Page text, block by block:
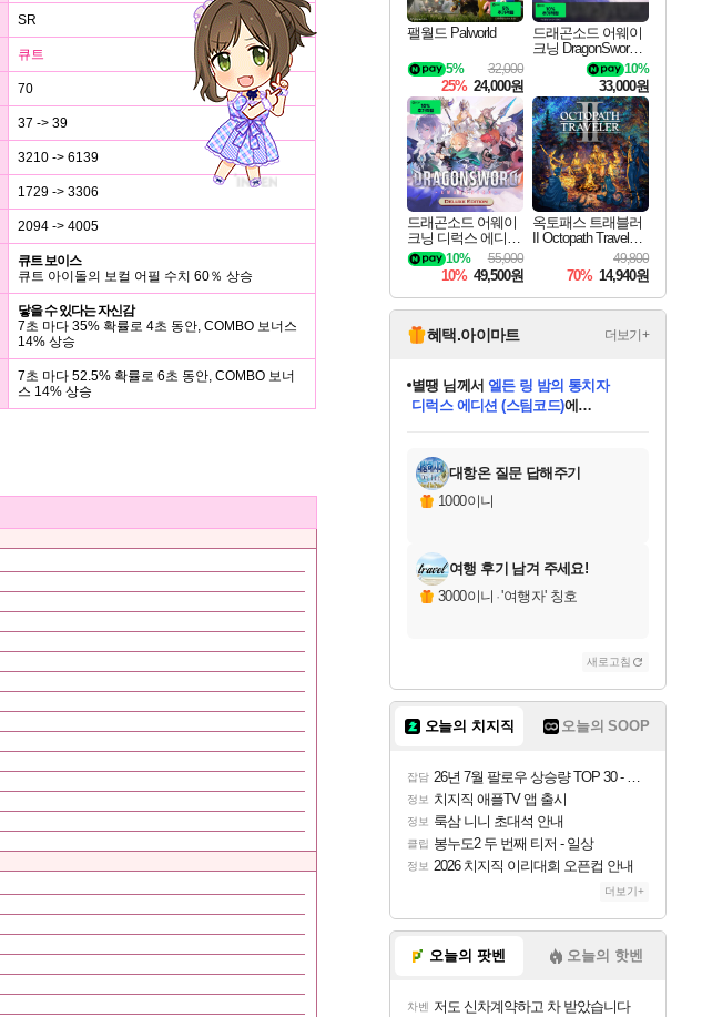
SR
큐트
70
37 -> 39
3210 -> 6139
1729 -> 3306
2094 -> 4005
큐트 보이스
큐트 아이돌의 보컬 어필 수치 60％ 상승
닿을 수 있다는 자신감
7초 마다 35% 확률로 4초 동안, COMBO 보너스
14% 상승
7초 마다 52.5% 확률로 6초 동안, COMBO 보너
스 14% 상승
팰월드 Palworld
32,000
5%
25% 24,000원
드래곤소드 어웨이
크닝 DragonSword A
10%
33,000원
드래곤소드 어웨이
크닝 디럭스 에디션
DragonSword Awake
ning Deluxe Edition
55,000
10%
10% 49,500원
옥토패스 트래블러
II Octopath Traveler I
49,800
70% 14,940원
혜택.아이마트 더보기+
교환.
별땡 님께서 엘든 링 밤의 통치자
디럭스 에디션 (스팀코드)에
당첨되셨습니다.
당첨되셨습니다.
당첨되셨습니다.
당첨되셨습니다.
당첨되셨습니다.
당첨되셨습니다.
에디션 (스팀코드)를 교환.
당첨되셨습니다.
대항온 질문 답해주기
1000이니
여행 후기 남겨 주세요!
3000이니 ·'여행자' 칭호
새로고침
오늘의 치지직 오늘의 SOOP
잡담 26년 7월 팔로우 상승량 TOP 30 - 월간 치지직
정보 치지직 애플TV 앱 출시
정보 룩삼 니니 초대석 안내
클립 봉누도2 두 번째 티저 - 일상
정보 2026 치지직 이리대회 오픈컵 안내
더보기+
오늘의 팟벤 오늘의 핫벤
차벤 저도 신차계약하고 차 받았습니다